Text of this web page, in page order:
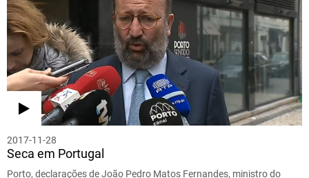
2017-11-28
Seca em Portugal
Porto, declarações de João Pedro Matos Fernandes, ministro do